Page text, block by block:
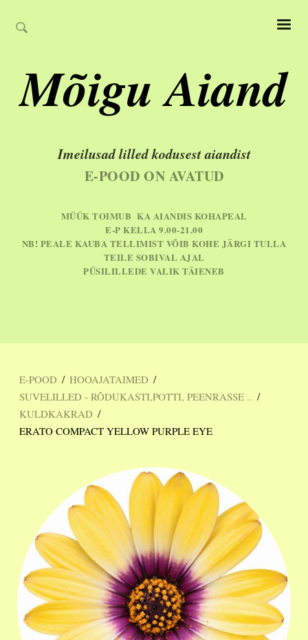
Mõigu Aiand
Imeilusad lilled kodusest aiandist
E-POOD ON AVATUD
MÜÜK TOIMUB KA AIANDIS KOHAPEAL
E-P KELLA 9.00-21.00
NB! PEALE KAUBA TELLIMIST VÕIB KOHE JÄRGI TULLA
TEILE SOBIVAL AJAL
PÜSILILLEDE VALIK TÄIENEB
E-POOD / HOOAJATAIMED /
SUVELILLED - RÕDUKASTI,POTTI, PEENRASSE .. /
KULDKAKRAD /
ERATO COMPACT YELLOW PURPLE EYE